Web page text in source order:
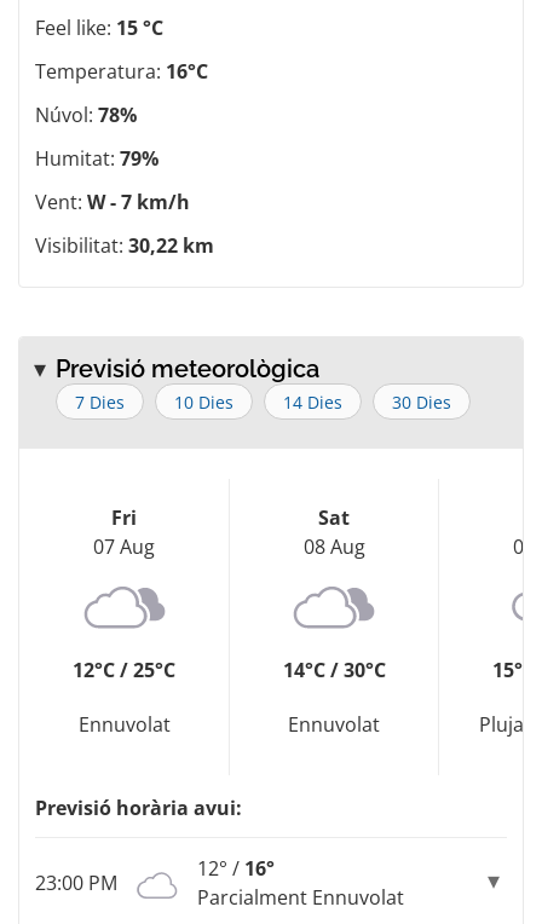
Feel like: 15 °C
Temperatura: 16°C
Núvol: 78%
Humitat: 79%
Vent: W - 7 km/h
Visibilitat: 30,22 km
Previsió meteorològica
7 Dies 10 Dies 14 Dies 30 Dies
Fri
07 Aug
12°C / 25°C
Ennuvolat
Sat
08 Aug
14°C / 30°C
Ennuvolat
09
15°C
Pluja
Previsió horària avui:
23:00 PM
12° / 16°
Parcialment Ennuvolat